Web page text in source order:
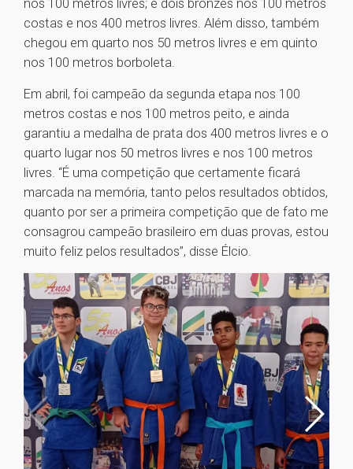
nos 100 metros livres; e dois bronzes nos 100 metros
costas e nos 400 metros livres. Além disso, também
chegou em quarto nos 50 metros livres e em quinto
nos 100 metros borboleta.
Em abril, foi campeão da segunda etapa nos 100
metros costas e nos 100 metros peito, e ainda
garantiu a medalha de prata dos 400 metros livres e o
quarto lugar nos 50 metros livres e nos 100 metros
livres. “É uma competição que certamente ficará
marcada na memória, tanto pelos resultados obtidos,
quanto por ser a primeira competição que de fato me
consagrou campeão brasileiro em duas provas, estou
muito feliz pelos resultados”, disse Élcio.